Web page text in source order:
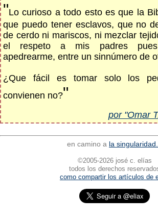
"Lo curioso a todo esto es que la
que puedo tener esclavos, que no
de cerdo ni mariscos, ni mezclar
el respeto a mis padres
apedrearme, entre un sinnúmero de
¿Que fácil es tomar solo los
convienen no?"
por "Omar
en camino a la singularidad...
©2005-2026 josé c. elías
todos los derechos
como compartir los artículos de